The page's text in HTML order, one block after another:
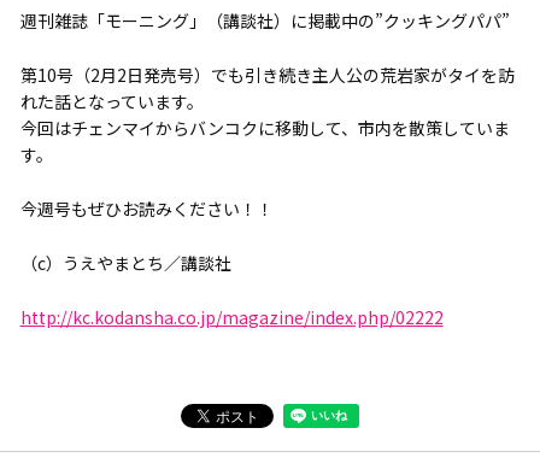
週刊雑誌「モーニング」（講談社）に掲載中の”クッキングパパ”
第10号（2月2日発売号）でも引き続き主人公の荒岩家がタイを訪
れた話となっています。
今回はチェンマイからバンコクに移動して、市内を散策していま
す。
今週号もぜひお読みください！！
（c）うえやまとち／講談社
http://kc.kodansha.co.jp/​magazine/index.php/02222